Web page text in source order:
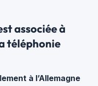
associée à
téléphonie
à l’Allemagne